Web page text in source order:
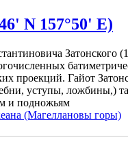
N 157°50' E)
проекций. Гайот
уступы, ложбины,)
и подножьям
(Магеллановы горы)